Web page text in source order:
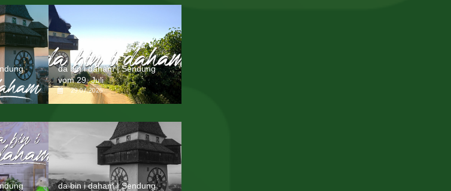
da bin i daham | Sendung
vom 29. Juli
29.07.2026
da bin i daham | Sendung